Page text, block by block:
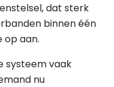
dat sterk
binnen één
op aan.
systeem vaak
nu